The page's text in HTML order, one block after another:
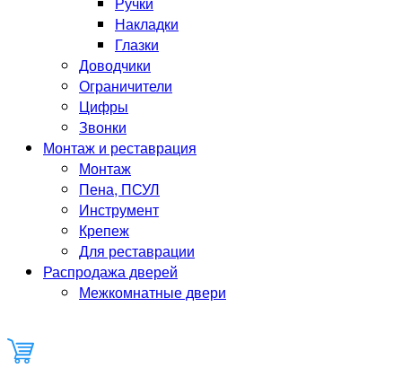
Накладки
Глазки
Доводчики
Ограничители
Цифры
Звонки
Монтаж и реставрация
Монтаж
Пена, ПСУЛ
Инструмент
Крепеж
Для реставрации
Распродажа дверей
Межкомнатные двери